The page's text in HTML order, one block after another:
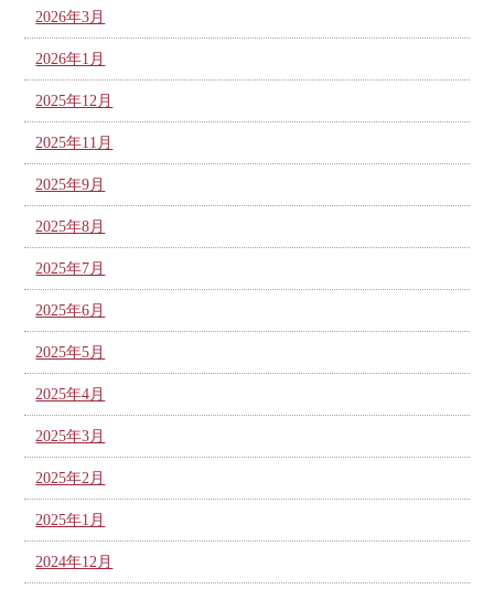
2026年3月
2026年1月
2025年12月
2025年11月
2025年9月
2025年8月
2025年7月
2025年6月
2025年5月
2025年4月
2025年3月
2025年2月
2025年1月
2024年12月